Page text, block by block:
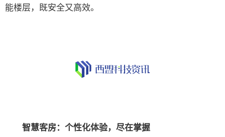
能楼层，既安全又高效。
智慧客房：个性化体验，尽在掌握